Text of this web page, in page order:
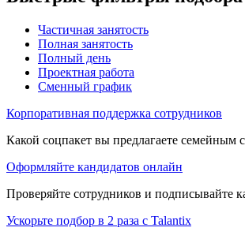
Частичная занятость
Полная занятость
Полный день
Проектная работа
Сменный график
Корпоративная поддержка сотрудников
Какой соцпакет вы предлагаете семейным
Оформляйте кандидатов онлайн
Проверяйте сотрудников и подписывайте
Ускорьте подбор в 2 раза с Talantix